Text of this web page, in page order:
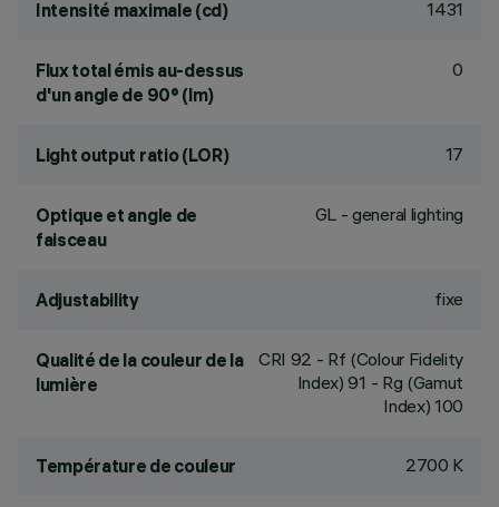
Intensité maximale (cd) 1431
Flux total émis au-dessus
d'un angle de 90° (lm)
0
Light output ratio (LOR) 17
Optique et angle de
faisceau
GL - general lighting
Adjustability fixe
Qualité de la couleur de la
lumière
CRI 92 - Rf (Colour Fidelity
Index) 91 - Rg (Gamut
Index) 100
Température de couleur 2700 K